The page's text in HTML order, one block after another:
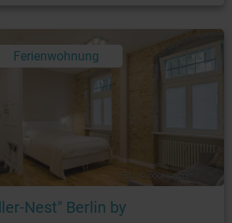
Ferienwohnung
Foto: © booking.com
Nest" Berlin by